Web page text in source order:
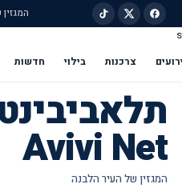
s
צרכנות בילוי חדשות
Avivi Net